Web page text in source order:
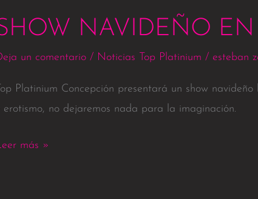
NAVIDEÑO EN
un comentario / Noticias Top Platinium / esteban
Top Platinium Concepción presentará un show
erotismo, no dejaremos nada para la imaginación.
más »